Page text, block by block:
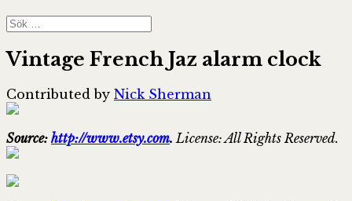
Sök
efter:
Vintage French Jaz alarm clock
Contributed by Nick Sherman
Source: http://www.etsy.com. License: All Rights Reserved.